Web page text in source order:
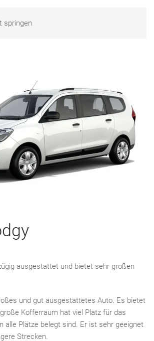
springen
ausgestattet und bietet sehr großen
und gut ausgestattetes Auto. Es bietet
Kofferraum hat viel Platz für das
alle Plätze belegt sind. Er ist sehr geeignet
Strecken.